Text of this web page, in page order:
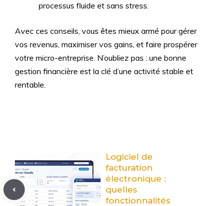
processus fluide et sans stress.
Avec ces conseils, vous êtes mieux armé pour gérer
vos revenus, maximiser vos gains, et faire prospérer
votre micro-entreprise. N’oubliez pas : une bonne
gestion financière est la clé d’une activité stable et
rentable.
Logiciel de
facturation
électronique :
quelles
fonctionnalités